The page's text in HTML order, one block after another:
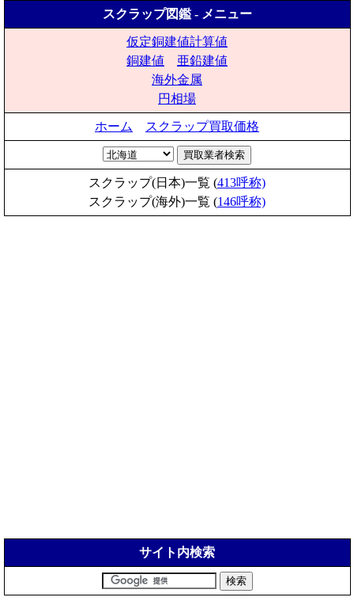
スクラップ図鑑 - メニュー
仮定銅建値計算値
銅建値
亜鉛建値
海外金属
円相場
ホーム スクラップ買取価格
スクラップ(日本)一覧 (413呼称)
スクラップ(海外)一覧 (146呼称)
サイト内検索